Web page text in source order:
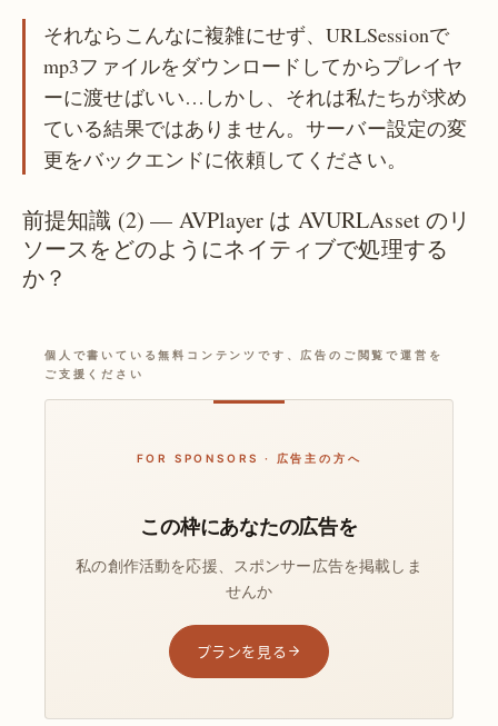
それならこんなに複雑にせず、URLSessionで
mp3ファイルをダウンロードしてからプレイヤ
ーに渡せばいい…しかし、それは私たちが求め
ている結果ではありません。サーバー設定の変
更をバックエンドに依頼してください。
前提知識 (2) — AVPlayer は AVURLAsset のリ
ソースをどのようにネイティブで処理する
か？
個人で書いている無料コンテンツです、広告のご閲覧で運営を
ご支援ください
FOR SPONSORS · 広告主の方へ
この枠にあなたの広告を
私の創作活動を応援、スポンサー広告を掲載しま
せんか
プランを見る